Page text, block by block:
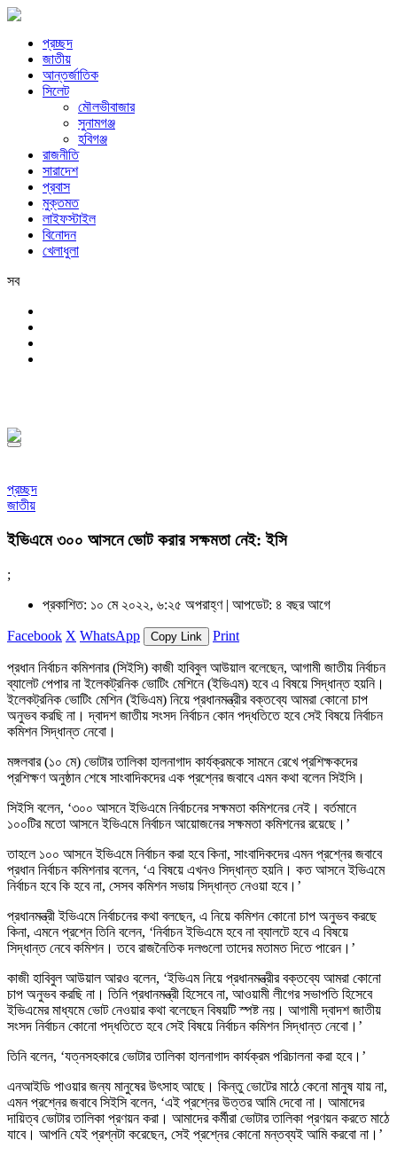
প্রচ্ছদ
জাতীয়
আন্তর্জাতিক
সিলেট
মৌলভীবাজার
সুনামগঞ্জ
হবিগঞ্জ
রাজনীতি
সারাদেশ
প্রবাস
মুক্তমত
লাইফস্টাইল
বিনোদন
খেলাধুলা
সব
প্রচ্ছদ
জাতীয়
ইভিএমে ৩০০ আসনে ভোট করার সক্ষমতা নেই: ইসি
;
প্রকাশিত: ১০ মে ২০২২, ৬:২৫ অপরাহ্ণ | আপডেট: ৪ বছর আগে
Facebook X WhatsApp Copy Link Print
প্রধান নির্বাচন কমিশনার (সিইসি) কাজী হাবিবুল আউয়াল বলেছেন, আগামী জাতীয় নির্বাচন
ব্যালেট পেপার না ইলেকট্রনিক ভোটিং মেশিনে (ইভিএম) হবে এ বিষয়ে সিদ্ধান্ত হয়নি।
ইলেকট্রনিক ভোটিং মেশিন (ইভিএম) নিয়ে প্রধানমন্ত্রীর বক্তব্যে আমরা কোনো চাপ
অনুভব করছি না। দ্বাদশ জাতীয় সংসদ নির্বাচন কোন পদ্ধতিতে হবে সেই বিষয়ে নির্বাচন
কমিশন সিদ্ধান্ত নেবো।
মঙ্গলবার (১০ মে) ভোটার তালিকা হালনাগাদ কার্যক্রমকে সামনে রেখে প্রশিক্ষকদের
প্রশিক্ষণ অনুষ্ঠান শেষে সাংবাদিকদের এক প্রশ্নের জবাবে এমন কথা বলেন সিইসি।
সিইসি বলেন, ‘৩০০ আসনে ইভিএমে নির্বাচনের সক্ষমতা কমিশনের নেই। বর্তমানে
১০০টির মতো আসনে ইভিএমে নির্বাচন আয়োজনের সক্ষমতা কমিশনের রয়েছে।’
তাহলে ১০০ আসনে ইভিএমে নির্বাচন করা হবে কিনা, সাংবাদিকদের এমন প্রশ্নের জবাবে
প্রধান নির্বাচন কমিশনার বলেন, ‘এ বিষয়ে এখনও সিদ্ধান্ত হয়নি। কত আসনে ইভিএমে
নির্বাচন হবে কি হবে না, সেসব কমিশন সভায় সিদ্ধান্ত নেওয়া হবে।’
প্রধানমন্ত্রী ইভিএমে নির্বাচনের কথা বলছেন, এ নিয়ে কমিশন কোনো চাপ অনুভব করছে
কিনা, এমনে প্রশ্নে তিনি বলেন, ‘নির্বাচন ইভিএমে হবে না ব্যালটে হবে এ বিষয়ে
সিদ্ধান্ত নেবে কমিশন। তবে রাজনৈতিক দলগুলো তাদের মতামত দিতে পারেন।’
কাজী হাবিবুল আউয়াল আরও বলেন, ‘ইভিএম নিয়ে প্রধানমন্ত্রীর বক্তব্যে আমরা কোনো
চাপ অনুভব করছি না। তিনি প্রধানমন্ত্রী হিসেবে না, আওয়ামী লীগের সভাপতি হিসেবে
ইভিএমের মাধ্যমে ভোট নেওয়ার কথা বলেছেন বিষয়টি স্পষ্ট নয়। আগামী দ্বাদশ জাতীয়
সংসদ নির্বাচন কোনো পদ্ধতিতে হবে সেই বিষয়ে নির্বাচন কমিশন সিদ্ধান্ত নেবো।’
তিনি বলেন, ‘যত্নসহকারে ভোটার তালিকা হালনাগাদ কার্যক্রম পরিচালনা করা হবে।’
এনআইডি পাওয়ার জন্য মানুষের উৎসাহ আছে। কিন্তু ভোটের মাঠে কেনো মানুষ যায় না,
এমন প্রশ্নের জবাবে সিইসি বলেন, ‘এই প্রশ্নের উত্তর আমি দেবো না। আমাদের
দায়িত্ব ভোটার তালিকা প্রণয়ন করা। আমাদের কর্মীরা ভোটার তালিকা প্রণয়ন করতে মাঠে
যাবে। আপনি যেই প্রশ্নটা করেছেন, সেই প্রশ্নের কোনো মন্তব্যই আমি করবো না।’